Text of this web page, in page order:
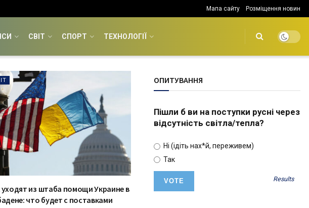
Мапа сайту Розміщення новин
СВІТ СПОРТ ТЕХНОЛОГІЇ
из штаба помощи Украине в
что будет с поставками
ОПИТУВАННЯ
Пішли б ви на поступки русні через
відсутність світла/тепла?
Ні (ідіть нах*й, переживем)
Так
Results